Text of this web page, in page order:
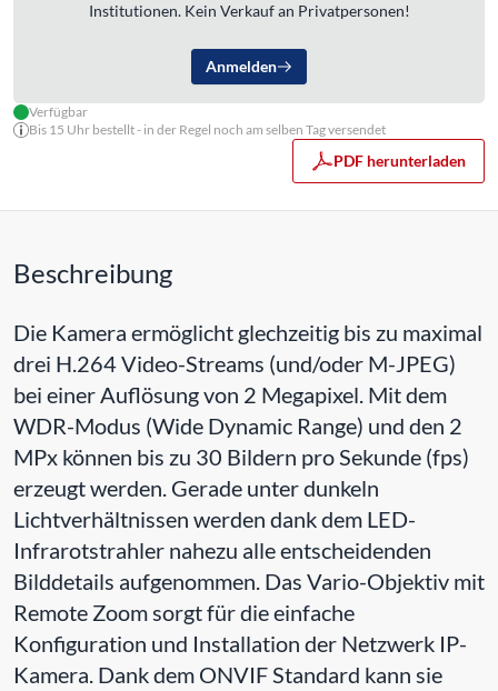
Institutionen. Kein Verkauf an Privatpersonen!
Anmelden
Verfügbar
Bis 15 Uhr bestellt - in der Regel noch am selben Tag versendet
PDF herunterladen
Beschreibung
Die Kamera ermöglicht glechzeitig bis zu maximal
drei H.264 Video-Streams (und/oder M-JPEG)
bei einer Auflösung von 2 Megapixel. Mit dem
WDR-Modus (Wide Dynamic Range) und den 2
MPx können bis zu 30 Bildern pro Sekunde (fps)
erzeugt werden. Gerade unter dunkeln
Lichtverhältnissen werden dank dem LED-
Infrarotstrahler nahezu alle entscheidenden
Bilddetails aufgenommen. Das Vario-Objektiv mit
Remote Zoom sorgt für die einfache
Konfiguration und Installation der Netzwerk IP-
Kamera. Dank dem ONVIF Standard kann sie